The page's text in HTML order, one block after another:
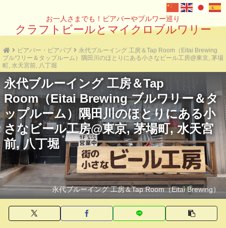
お一人さまでも！ビアバーやブルワー巡り
クラフトビールとマイクロブルワリー
ビアバー・ビアパブ
永代ブルーイング 工房＆Tap Room（Eitai Brewing
ブルワリー＆タップルーム）隅田川のほとりにある小さなビール工房@東京, 茅場
町, 水天宮前, 八丁堀
永代ブルーイング 工房＆Tap
Room（Eitai Brewing ブルワリー＆タ
ップルーム）隅田川のほとりにある小
さなビール工房@東京, 茅場町, 水天宮
前, 八丁堀
永代ブルーイング 工房＆Tap Room（Eitai Brewing）